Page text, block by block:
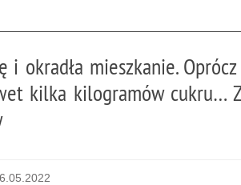
i okradła mieszkanie.
kilka kilogramów cukru…